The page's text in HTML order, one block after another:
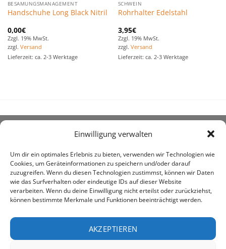
Einwilligung verwalten
Um dir ein optimales Erlebnis zu bieten, verwenden wir Technologien wie
Cookies, um Geräteinformationen zu speichern und/oder darauf
zuzugreifen. Wenn du diesen Technologien zustimmst, können wir Daten
wie das Surfverhalten oder eindeutige IDs auf dieser Website
verarbeiten. Wenn du deine Einwilligung nicht erteilst oder zurückziehst,
können bestimmte Merkmale und Funktionen beeinträchtigt werden.
AKZEPTIEREN
BESAMUNGSMANAGEMENT
Handschuhe Long Black Nitril
0,00€
Zzgl. 19% MwSt.
zzgl. Versand
Lieferzeit: ca. 2-3 Werktage
SCHWEIN
Rohrhalter Edelstahl
3,95€
Zzgl. 19% MwSt.
zzgl. Versand
Lieferzeit: ca. 2-3 Werktage
um den Kauf landwirtschaftlicher Bedarfsartikel geht.